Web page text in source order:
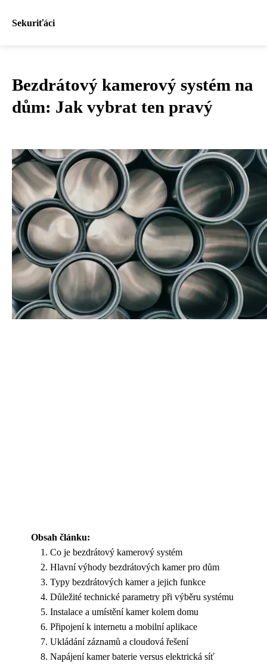
Sekuriťáci
Bezdrátový kamerový systém na
dům: Jak vybrat ten pravý
Obsah článku:
Co je bezdrátový kamerový systém
Hlavní výhody bezdrátových kamer pro dům
Typy bezdrátových kamer a jejich funkce
Důležité technické parametry při výběru systému
Instalace a umístění kamer kolem domu
Připojení k internetu a mobilní aplikace
Ukládání záznamů a cloudová řešení
Napájení kamer baterie versus elektrická síť